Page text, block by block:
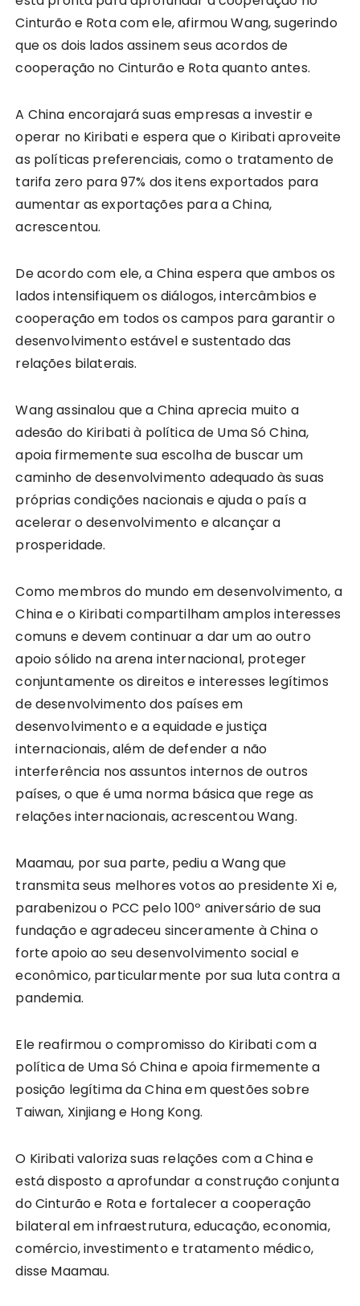
Cinturão e Rota com ele, afirmou Wang, sugerindo
que os dois lados assinem seus acordos de
cooperação no Cinturão e Rota quanto antes.
A China encorajará suas empresas a investir e
operar no Kiribati e espera que o Kiribati aproveite
as políticas preferenciais, como o tratamento de
tarifa zero para 97% dos itens exportados para
aumentar as exportações para a China,
acrescentou.
De acordo com ele, a China espera que ambos os
lados intensifiquem os diálogos, intercâmbios e
cooperação em todos os campos para garantir o
desenvolvimento estável e sustentado das
relações bilaterais.
Wang assinalou que a China aprecia muito a
adesão do Kiribati à política de Uma Só China,
apoia firmemente sua escolha de buscar um
caminho de desenvolvimento adequado às suas
próprias condições nacionais e ajuda o país a
acelerar o desenvolvimento e alcançar a
prosperidade.
Como membros do mundo em desenvolvimento, a
China e o Kiribati compartilham amplos interesses
comuns e devem continuar a dar um ao outro
apoio sólido na arena internacional, proteger
conjuntamente os direitos e interesses legítimos
de desenvolvimento dos países em
desenvolvimento e a equidade e justiça
internacionais, além de defender a não
interferência nos assuntos internos de outros
países, o que é uma norma básica que rege as
relações internacionais, acrescentou Wang.
Maamau, por sua parte, pediu a Wang que
transmita seus melhores votos ao presidente Xi e,
parabenizou o PCC pelo 100º aniversário de sua
fundação e agradeceu sinceramente à China o
forte apoio ao seu desenvolvimento social e
econômico, particularmente por sua luta contra a
pandemia.
Ele reafirmou o compromisso do Kiribati com a
política de Uma Só China e apoia firmemente a
posição legítima da China em questões sobre
Taiwan, Xinjiang e Hong Kong.
O Kiribati valoriza suas relações com a China e
está disposto a aprofundar a construção conjunta
do Cinturão e Rota e fortalecer a cooperação
bilateral em infraestrutura, educação, economia,
comércio, investimento e tratamento médico,
disse Maamau.